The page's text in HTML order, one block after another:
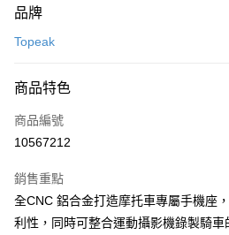
信用卡一次付款
Apple Pay
ATM付款
全家取貨付款
每筆NT$90
品牌
Topeak
商品特色
商品編號
10567212
銷售重點
全CNC 鋁合金打造摩托車專屬手機座
利性，同時可整合運動攝影機錄製騎